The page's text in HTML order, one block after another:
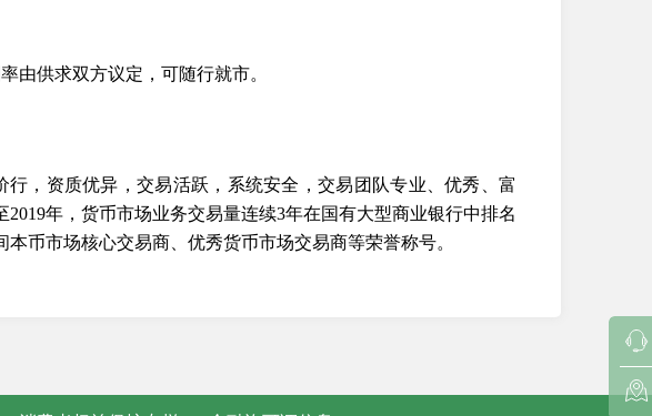
由供求双方议定，可随行就市。
，资质优异，交易活跃，系统安全，交易团队专业、优秀、富
年，货币市场业务交易量连续3年在国有大型商业银行中排名
币市场核心交易商、优秀货币市场交易商等荣誉称号。